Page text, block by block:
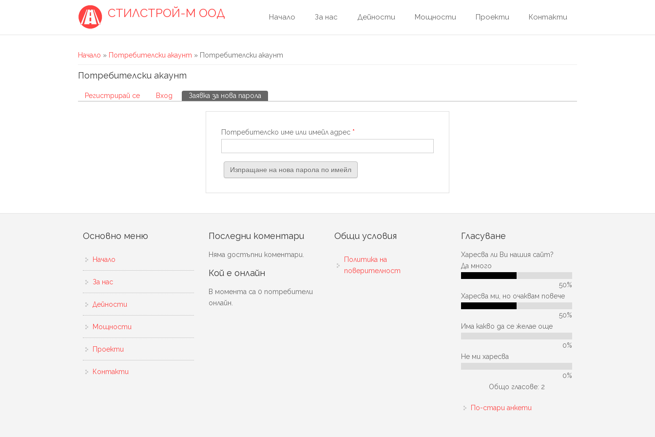
Премини към основното съдържание
СТИЛСТРОЙ-М ООД Начало За нас Дейности Мощности Проекти Контакти
Вие сте тук
Начало » Потребителски акаунт » Потребителски акаунт
Потребителски акаунт
Primary tabs
Регистрирай се Вход Заявка за нова парола
Потребителско име или имейл адрес *
Основно меню
Начало
За нас
Дейности
Мощности
Проекти
Контакти
Последни коментари
Няма достъпни коментари.
Кой е онлайн
В момента са 0 потребители
онлайн.
Общи условия
Политика на
поверителност
Гласуване
Харесва ли Ви нашия сайт?
Да много
50%
Харесва ми, но очаквам повече
50%
Има какво да се желае още
0%
Не ми харесва
0%
Общо гласове: 2
По-стари анкети